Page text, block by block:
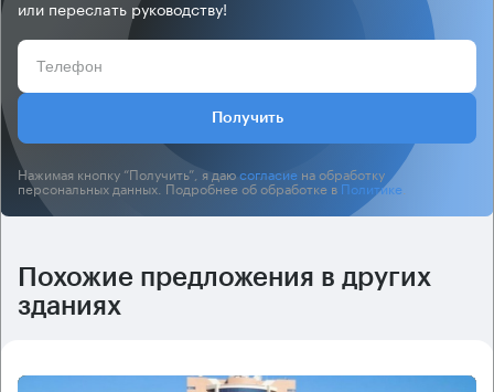
или переслать руководству!
Получить
Нажимая кнопку “Получить”, я даюсогласие на обработку
персональных данных. Подробнее об обработке вПолитике
Похожие предложения в других
зданиях